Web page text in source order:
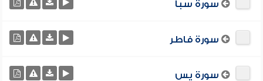
سورة سبأ
سورة فاطر
سورة يس